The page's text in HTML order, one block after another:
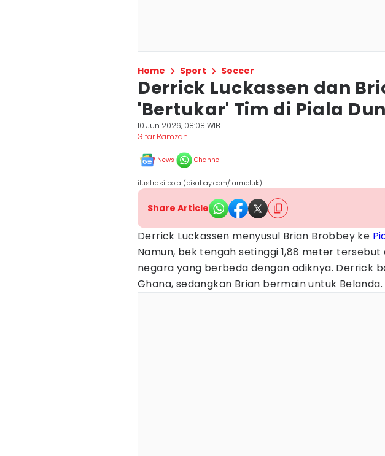
Home Sport Soccer
Derrick Luckassen dan
'Bertukar' Tim di Piala
10 Jun 2026, 08:08 WIB
Gifar Ramzani
News Channel
ilustrasi bola (pixabay.com/jarmoluk)
Share Article
Derrick Luckassen menyusul Brian Brobbey ke
Namun, bek tengah setinggi 1,88 meter
negara yang berbeda dengan adiknya. Derrick
Ghana, sedangkan Brian bermain untuk Belanda.